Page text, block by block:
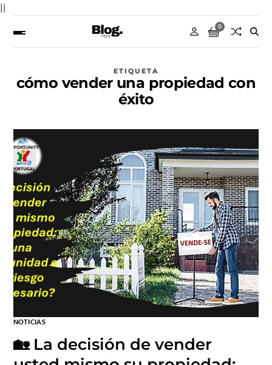
||
0
ETIQUETA
cómo vender una propiedad con
éxito
NOTICIAS
🏡 La decisión de vender